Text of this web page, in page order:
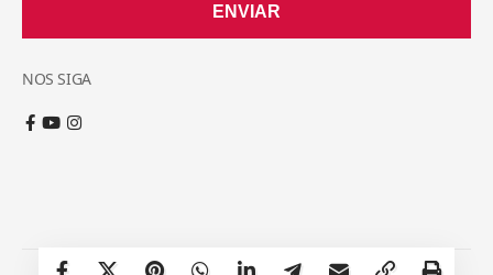
ENVIAR
NOS SIGA